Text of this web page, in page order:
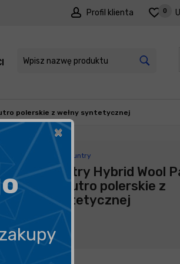
Profil klienta 0
PROMOCJE
polerskie z wełny syntetycznej
Producent: Lake Country
Lake Country Hybrid Wool
159mm - futro polerskie z
wełny syntetycznej
89,90 zł
×